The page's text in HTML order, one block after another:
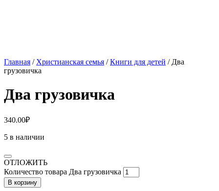
Главная / Христианская семья /Книги для детей / Два
грузовичка
Два грузовичка
340.00₽
5 в наличии
ОТЛОЖИТЬ
Количество товара Два грузовичка
В корзину